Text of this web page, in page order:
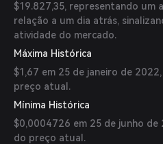
$19.827,35, representando um
relação a um dia atrás,
atividade do mercado.
Máxima Histórica
$1,67 em 25 de janeiro de
preço atual.
Mínima Histórica
$0,0004726 em 25 de junho de
do preço atual.